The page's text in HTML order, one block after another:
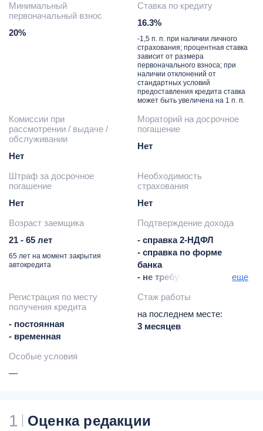
Минимальный
первоначальный взнос
20%
Ставка по кредиту
16.3%
-1,5 п. п. при наличии личного
страхования; процентная ставка
зависит от размера
первоначального взноса; при
наличии отклонений от
стандартных условий
предоставления кредита ставка
может быть увеличена на 1 п. п.
Комиссии при
рассмотрении / выдаче /
обслуживании
Нет
Мораторий на досрочное
погашение
Нет
Штраф за досрочное
погашение
Нет
Необходимость
страхования
Нет
Возраст заемщика
21 - 65 лет
65 лет на момент закрытия
автокредита
Подтверждение дохода
- справка 2-НДФЛ
- справка по форме
банка
- не требуется
работодателя
еще
Регистрация по месту
получения кредита
- постоянная
- временная
Стаж работы
на последнем месте:
3 месяцев
Особые условия
—
1 Оценка редакции